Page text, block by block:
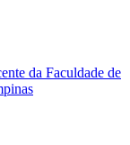
da Faculdade de